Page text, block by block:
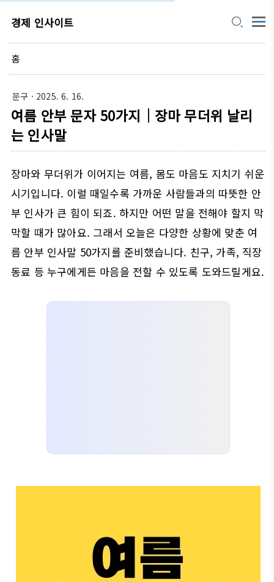
경제 인사이트
홈
문구 · 2025. 6. 16.
여름 안부 문자 50가지｜장마 무더위 날리
는 인사말
장마와 무더위가 이어지는 여름, 몸도 마음도 지치기 쉬운
시기입니다. 이럴 때일수록 가까운 사람들과의 따뜻한 안
부 인사가 큰 힘이 되죠. 하지만 어떤 말을 전해야 할지 막
막할 때가 많아요. 그래서 오늘은 다양한 상황에 맞춘 여
름 안부 인사말 50가지를 준비했습니다. 친구, 가족, 직장
동료 등 누구에게든 마음을 전할 수 있도록 도와드릴게요.